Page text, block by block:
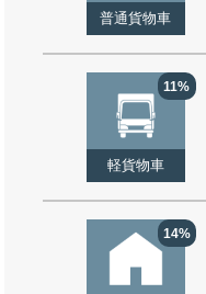
普通貨物車
11%
軽貨物車
14%